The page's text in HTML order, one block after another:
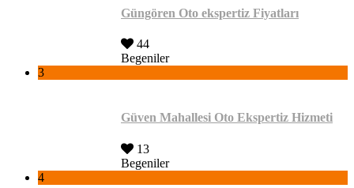
Güngören Oto ekspertiz Fiyatları
44
Begeniler
3
Güven Mahallesi Oto Ekspertiz Hizmeti
13
Begeniler
4